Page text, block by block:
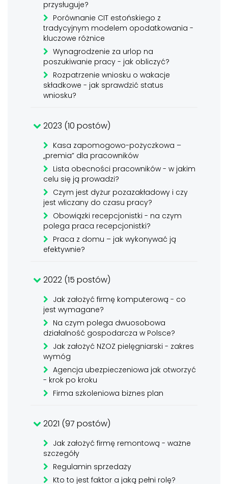
przysługuje?
Porównanie CIT estońskiego z
tradycyjnym modelem opodatkowania -
kluczowe różnice
Wynagrodzenie za urlop na
poszukiwanie pracy - jak obliczyć?
Rozpatrzenie wniosku o wakacje
składkowe - jak sprawdzić status
wniosku?
2023 (10 postów)
Kasa zapomogowo-pożyczkowa –
„premia” dla pracowników
Lista obecności pracowników - w jakim
celu się ją prowadzi?
Czym jest dyżur pozazakładowy i czy
jest wliczany do czasu pracy?
Obowiązki recepcjonistki - na czym
polega praca recepcjonistki?
Praca z domu – jak wykonywać ją
efektywnie?
2022 (15 postów)
Jak założyć firmę komputerową - co
jest wymagane?
Na czym polega dwuosobowa
działalność gospodarcza w Polsce?
Jak założyć NZOZ pielęgniarski - zakres
wymóg
Agencja ubezpieczeniowa jak otworzyć
- krok po kroku
Firma szkoleniowa biznes plan
2021 (97 postów)
Jak założyć firmę remontową - ważne
szczegóły
Regulamin sprzedaży
Kto to jest faktor a jaką pełni rolę?